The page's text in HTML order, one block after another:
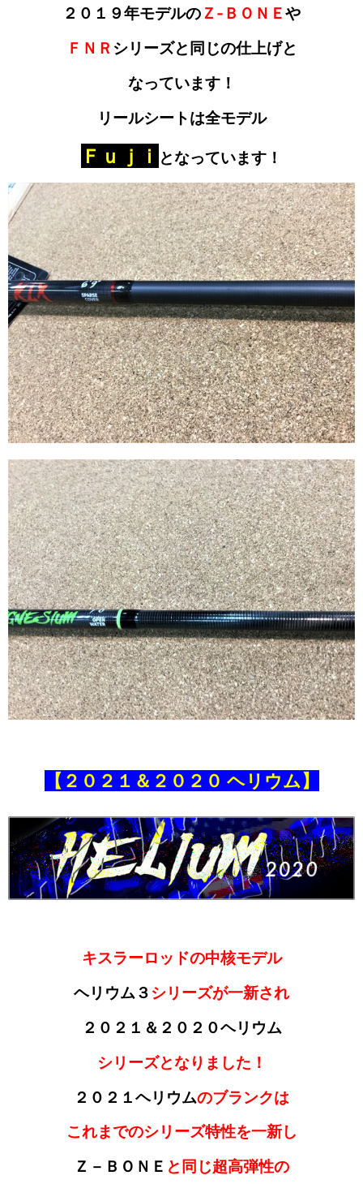
２０１９年モデルのＺ‐ＢＯＮＥや
ＦＮＲ シリーズと同じの仕上げと
なっています！
リールシートは全モデル
Ｆｕｊｉ となっています！
【２０２１＆２０２０ ヘリウム】
キスラーロッドの中核モデル
ヘリウム３ シリーズが一新され
２０２１＆２０２０ヘリウム
シリーズとなり ました！
２０２１ヘリウムのブランクは
これまでのシリーズ特性を一新し
Ｚ－ＢＯＮＥ と同じ超高弾性の